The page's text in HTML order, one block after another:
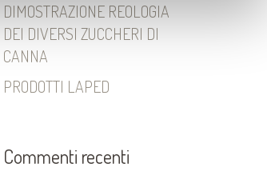
DIMOSTRAZIONE REOLOGIA
DEI DIVERSI ZUCCHERI DI
CANNA
PRODOTTI LAPED
Commenti recenti